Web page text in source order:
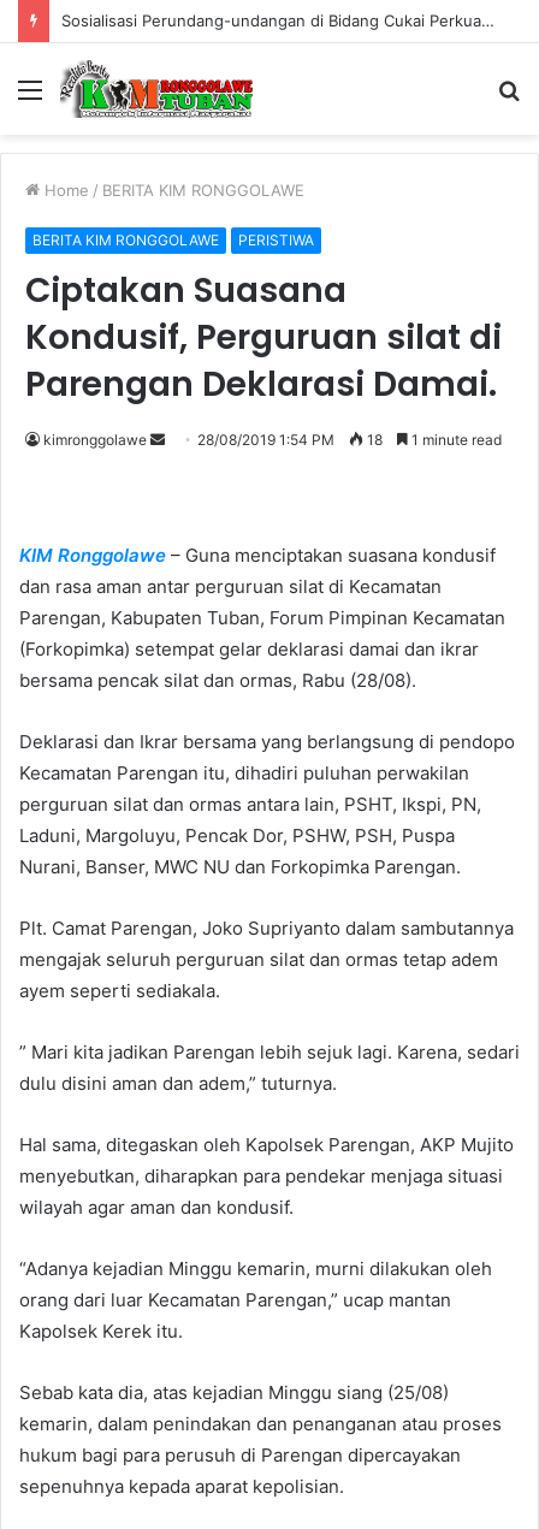
Warung Bambu di Jalan Raya Kerek Terbakar, Kerugian Ditaksir Rp30 Juta
Menu
Home / BERITA KIM RONGGOLAWE
BERITA KIM RONGGOLAWE PERISTIWA
Ciptakan Suasana
Kondusif, Perguruan silat di
Parengan Deklarasi Damai.
kimronggolawe
a
n
e
m
28/08/2019 1:54 PM 18 1 minute read
KIM Ronggolawe – Guna menciptakan suasana kondusif
dan rasa aman antar perguruan silat di Kecamatan
Parengan, Kabupaten Tuban, Forum Pimpinan Kecamatan
(Forkopimka) setempat gelar deklarasi damai dan ikrar
bersama pencak silat dan ormas, Rabu (28/08).
Deklarasi dan Ikrar bersama yang berlangsung di pendopo
Kecamatan Parengan itu, dihadiri puluhan perwakilan
perguruan silat dan ormas antara lain, PSHT, Ikspi, PN,
Laduni, Margoluyu, Pencak Dor, PSHW, PSH, Puspa
Nurani, Banser, MWC NU dan Forkopimka Parengan.
Plt. Camat Parengan, Joko Supriyanto dalam sambutannya
mengajak seluruh perguruan silat dan ormas tetap adem
ayem seperti sediakala.
” Mari kita jadikan Parengan lebih sejuk lagi. Karena, sedari
dulu disini aman dan adem,” tuturnya.
Hal sama, ditegaskan oleh Kapolsek Parengan, AKP Mujito
menyebutkan, diharapkan para pendekar menjaga situasi
wilayah agar aman dan kondusif.
“Adanya kejadian Minggu kemarin, murni dilakukan oleh
orang dari luar Kecamatan Parengan,” ucap mantan
Kapolsek Kerek itu.
Sebab kata dia, atas kejadian Minggu siang (25/08)
kemarin, dalam penindakan dan penanganan atau proses
hukum bagi para perusuh di Parengan dipercayakan
sepenuhnya kepada aparat kepolisian.